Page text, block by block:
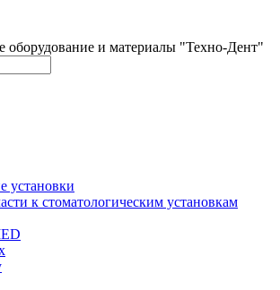
оборудование и материалы "Техно-Дент"
установки
к стоматологическим установкам